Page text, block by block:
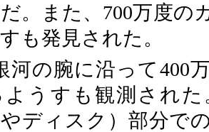
。また、700万度の
も発見された。
河の腕に沿って400
ようすも観測され
ディスク）部分で